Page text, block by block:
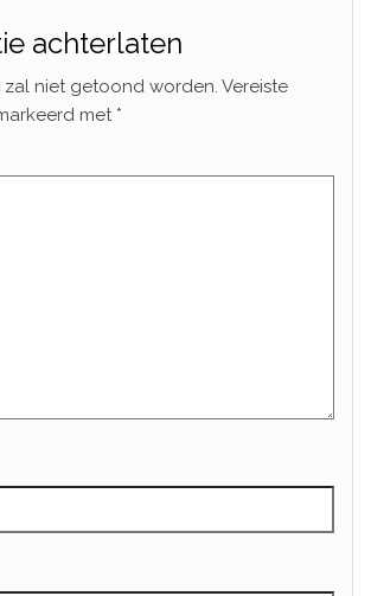
achterlaten
zal niet getoond worden. Vereiste
met *